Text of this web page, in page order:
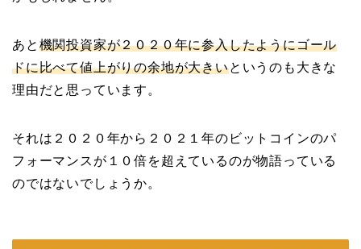
あと 機関投資家が２０２０年に参入したようにゴール
ドに比べて値上がりの余地が大きいというのも大きな
理由だと思っています。
それは２０２０年から２０２１年のビットコインのパ
フォーマンスが１０倍を超えているのが物語っている
のではないでしょうか。